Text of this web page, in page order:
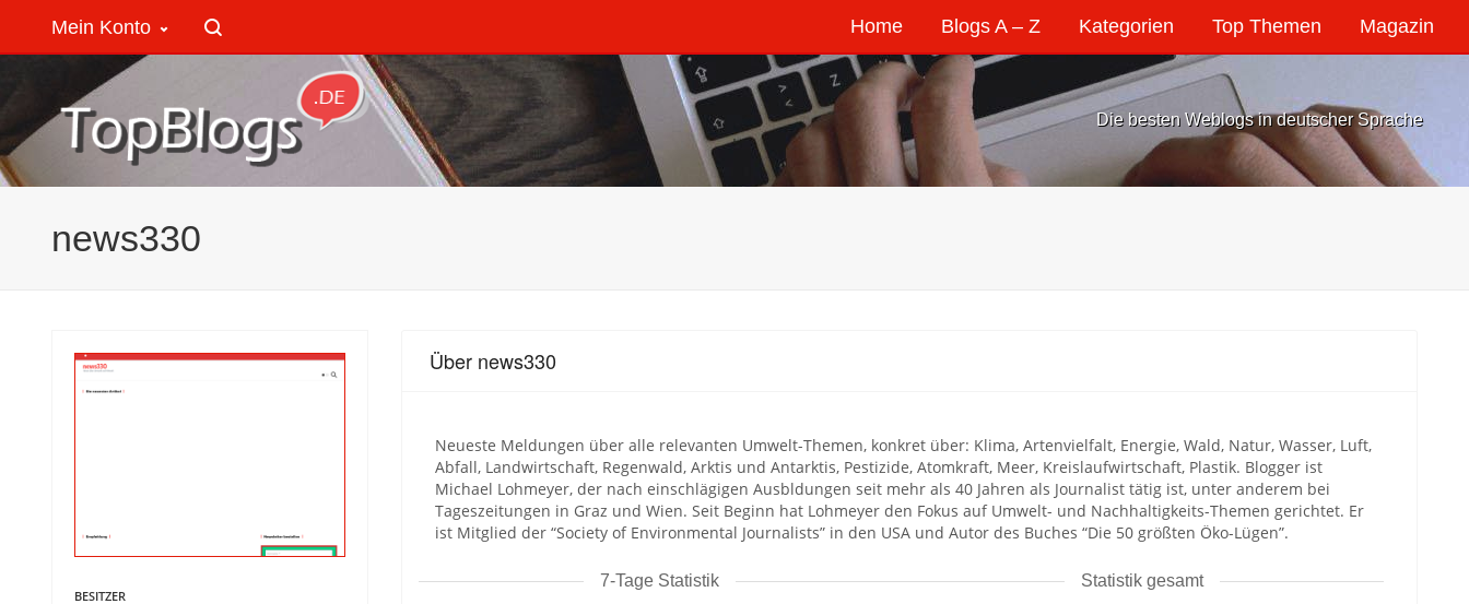
Home Blogs A – Z Kategorien Top Themen Magazin
Mein Konto
Die besten Weblogs in deutscher Sprache
news330
Über news330
Neueste Meldungen über alle relevanten Umwelt-Themen, konkret über: Klima, Artenvielfalt, Energie, Wald, Natur, Wasser, Luft,
Abfall, Landwirtschaft, Regenwald, Arktis und Antarktis, Pestizide, Atomkraft, Meer, Kreislaufwirtschaft, Plastik. Blogger ist
Michael Lohmeyer, der nach einschlägigen Ausbldungen seit mehr als 40 Jahren als Journalist tätig ist, unter anderem bei
Tageszeitungen in Graz und Wien. Seit Beginn hat Lohmeyer den Fokus auf Umwelt- und Nachhaltigkeits-Themen gerichtet. Er
ist Mitglied der “Society of Environmental Journalists” in den USA und Autor des Buches “Die 50 größten Öko-Lügen”.
7-Tage Statistik Statistik gesamt
BESITZER